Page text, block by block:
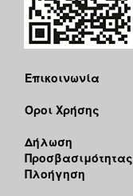
Επικοινωνία
Όροι Χρήσης
Δήλωση
Προσβασιμότητας
Πλοήγηση